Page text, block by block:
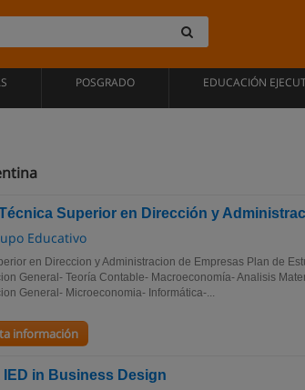
POSGRADO EDUCACIÓN
Superior en Dirección y
Educativo
en Direccion y Administracion de Empresas Plan de
General- Teoría Contable- Macroeconomía- Analisis
General- Microeconomia- Informática-...
información
IED in Business Design